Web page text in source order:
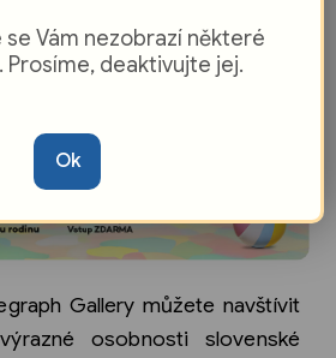
Gallery můžete navštívit
osobnosti slovenské
se Vám nezobrazí některé
Prosíme, deaktivujte jej.
Ok